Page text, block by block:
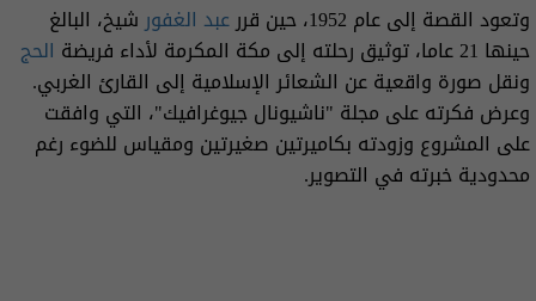
وتعود القصة إلى عام 1952، حين قرر
عبد الغفورشيخ، البالغ
حينها 21 عاما، توثيق رحلته إلى مكة المكرمة لأداء فريضة
الحج
ونقل صورة واقعية عن الشعائر الإسلامية إلى القارئ الغربي.
وعرض فكرته على مجلة "ناشيونال جيوغرافيك"، التي وافقت
على المشروع وزودته بكاميرتين صغيرتين ومقياس للضوء رغم
محدودية خبرته في التصوير.